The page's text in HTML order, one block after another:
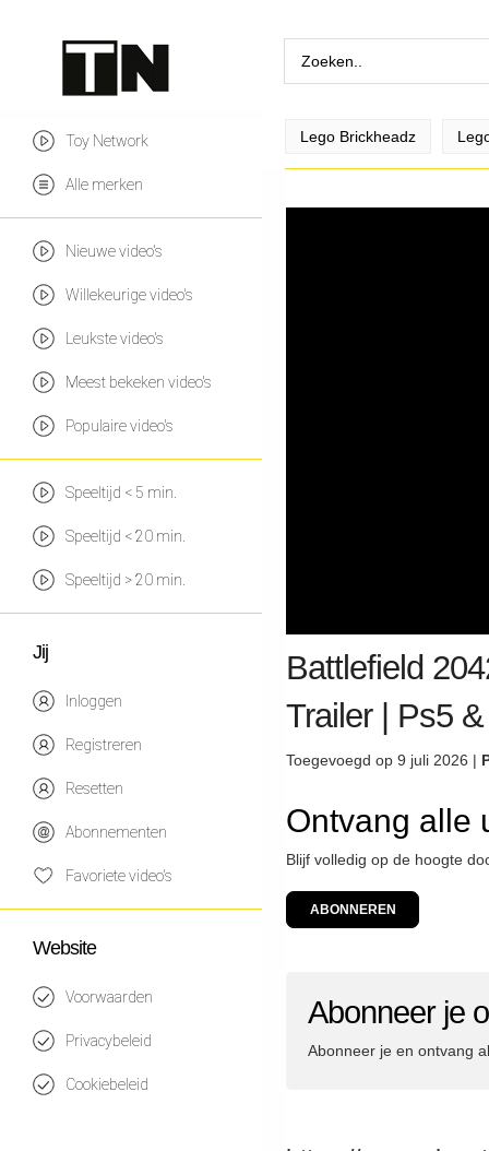
Toy Network
Alle merken
Nieuwe video's
Willekeurige video's
Leukste video's
Meest bekeken video's
Populaire video's
Speeltijd < 5 min.
Speeltijd < 20 min.
Speeltijd > 20 min.
Jij
Inloggen
Registreren
Resetten
Abonnementen
Favoriete video's
Website
Voorwaarden
Privacybeleid
Cookiebeleid
Lego Brickheadz
Battlefield
Trailer | Ps5
Toegevoegd op 9 juli 2026 |
Ontvang alle
Blijf volledig op de hoogte
ABONNEREN
Abonneer je
Abonneer je en ontvang